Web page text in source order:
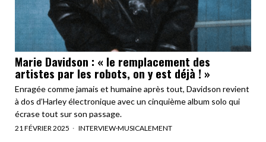
Marie Davidson : « le remplacement des
artistes par les robots, on y est déjà ! »
Enragée comme jamais et humaine après tout, Davidson revient
à dos d’Harley électronique avec un cinquième album solo qui
écrase tout sur son passage.
21 FÉVRIER 2025 INTERVIEW·MUSICALEMENT